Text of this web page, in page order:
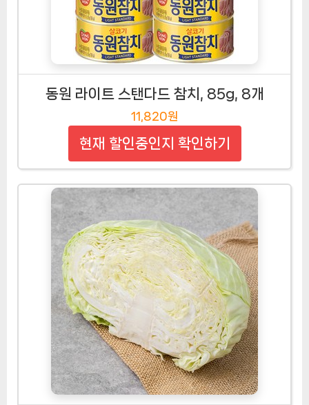
동원 라이트 스탠다드 참치, 85g, 8개
11,820원
현재 할인중인지 확인하기